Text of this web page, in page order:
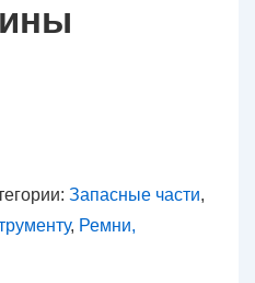
Запасные части,
, Ремни,